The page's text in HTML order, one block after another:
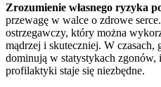
Zrozumienie własnego ryzyka
przewagę w walce o zdrowe
ostrzegawczy, który można
mądrzej i skuteczniej. W
dominują w statystykach
profilaktyki staje się niezbędne.